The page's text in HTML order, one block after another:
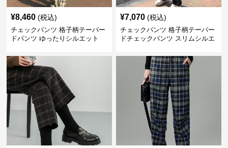
¥8,460 (税込)
チェックパンツ 格子柄テーパー
ドパンツ ゆったりシルエット
¥7,070 (税込)
チェックパンツ 格子柄テーパー
ドチェックパンツ スリムシルエ